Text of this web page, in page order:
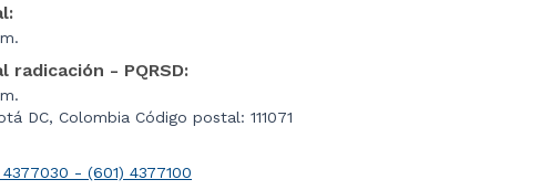
- PQRSD:
DC, Colombia Código postal: 111071
4377030 - (601) 4377100